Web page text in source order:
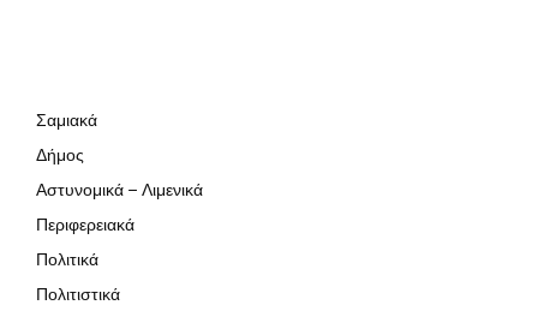
Σαμιακά
Δήμος
Αστυνομικά – Λιμενικά
Περιφερειακά
Πολιτικά
Πολιτιστικά